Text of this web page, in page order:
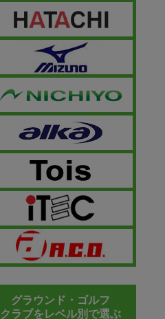
グラウンド・ゴルフ
クラブをレベル別で選ぶ